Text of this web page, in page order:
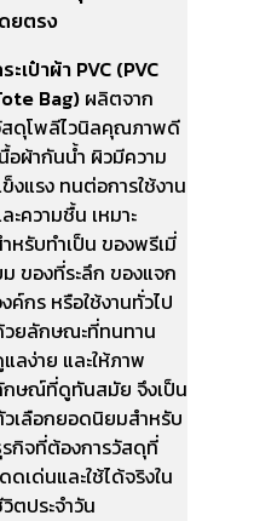
ยตรง
ะเป๋าผ้า PVC (PVC
Bag) ผลิตจาก
ดุโพลีไวนิลคุณภาพดี
อผ้ากันน้ำ ผิวมีความ
งแรง ทนต่อการใช้งาน
ะความชื้น เหมาะ
หรับทำเป็น ของพรีเมี่
ของที่ระลึก ของแจก
ค์กร หรือใช้งานทั่วไป
ยลักษณะที่ทนทาน
ลง่าย และให้ภาพ
ษณ์ที่ดูทันสมัย จึงเป็น
เลือกยอดนิยมสำหรับ
กิจที่ต้องการวัสดุที่
ดเด่นและใช้ได้จริงใน
ตประจำวัน